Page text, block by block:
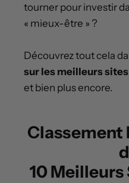
tourner pour investir
« mieux-être » ?
Découvrez tout cela
sur les meilleurs sites
et bien plus encore.
Classement
10 Meilleurs